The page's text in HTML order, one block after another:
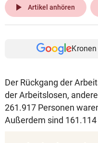
play_arrow Artikel anhören
Der Rückgang der
der Arbeitslosen,
261.917 Personen
Außerdem sind